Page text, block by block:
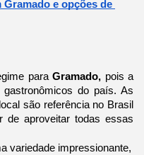
Gramado e opções de
para Gramado, pois a
do país. As
são referência no Brasil
de aproveitar todas essas
variedade impressionante,